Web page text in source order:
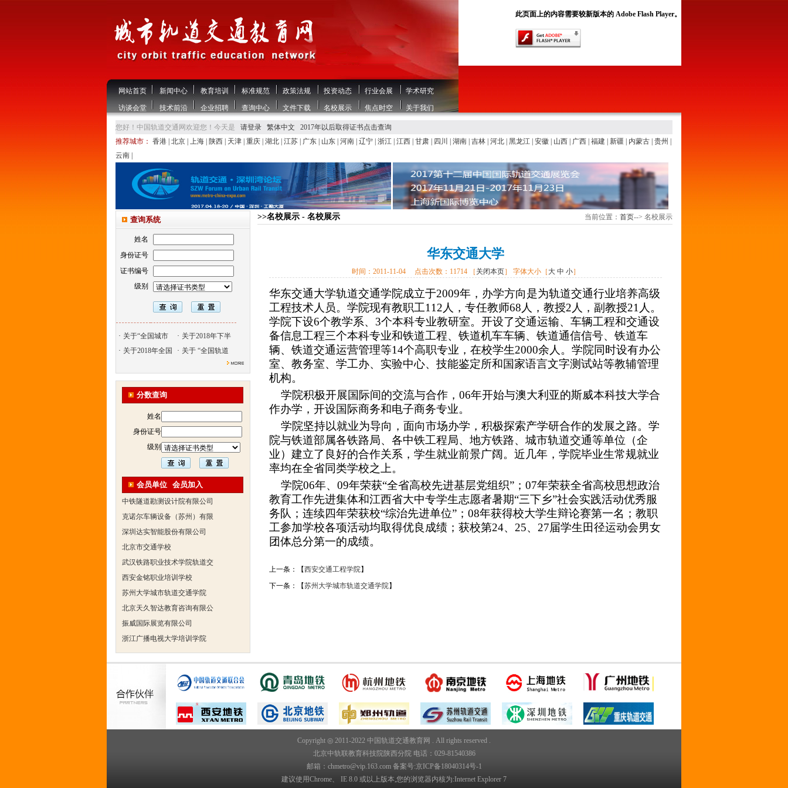
网站首页 新闻中心 教育培训 标准规范 政策法规 投资动态 行业会展 学术研究
访谈会堂 技术前沿 企业招聘 查询中心 文件下载 名校展示 焦点时空 关于我们
此页面上的内容需要较新版本的 Adobe Flash Player。
您好！中国轨道交通网欢迎您！今天是 请登录 繁体中文
2017年以后取得证书点击查询
推荐城市： 香港 北京 上海 陕西 天津 重庆 湖北 江苏 广东 山东 河南 辽宁 浙江 江西 甘肃 四川 湖南 吉林 河北 黑龙江 安徽 山西 广西 福建 新疆 内蒙古 贵州
云南
查询系统
姓名
身份证号
证书编号
级别
· 关于“全国城市 · 关于2018年下半
· 关于2018年全国 · 关于 “全国轨道
分数查询
姓名
身份证号
级别
会员单位 会员加入
北京天久智达教育咨询有限公
振威国际展览有限公司
浙江广播电视大学培训学院
陕西交通职业技术学院
西安三资职业学院
安弗施无线射频系统(上海)有
达诺巴特集团（中国）
欧姆龙自动化（中国）有限公
中铁隧道勘测设计院有限公司
西安三资职业学院
安弗施无线射频系统(上海)有
达诺巴特集团（中国）
欧姆龙自动化（中国）有限公
中铁隧道勘测设计院有限公司
>>名校展示 - 名校展示 当前位置： 首页--> 名校展示
华东交通大学
时间： 2011-11-04点击次数： 11714［ 关闭本页］ 字体大小［ 大 中 小］
华东交通大学轨道交通学院成立于2009年，办学方向是为轨道交通行业培养高级
工程技术人员。学院现有教职工112人，专任教师68人，教授2人，副教授21人。
学院下设6个教学系、3个本科专业教研室。 开设了交通运输、车辆工程和交通设
备信息工程三个本科专业和铁道工程、铁道机车车辆、铁道通信信号、铁道车
辆、铁道交通运营管理等14个高职专业，在校学生2000余人。学院同时设有办公
室、教务室、学工办、实验中心、技能鉴定所和国家语言文字测试站等教辅管理
机构。
学院积极开展国际间的交流与合作，06年开始与澳大利亚的斯威本科技大学合
作办学，开设国际商务和电子商务专业。
学院坚持以就业为导向，面向市场办学，积极探索产学研合作的发展之路。学
院与铁道部属各铁路局、各中铁工程局、地方铁路、城市轨道交通等单位（企
业）建立了良好的合作关系，学生就业前景广阔。近几年，学院毕业生常规就业
率均在全省同类学校之上。
学院06年、09年荣获“全省高校先进基层党组织”；07年荣获全省高校思想政治
教育工作先进集体和江西省大中专学生志愿者暑期“三下乡”社会实践活动优秀服
务队；连续四年荣获校“综治先进单位”；08年获得校大学生辩论赛第一名；教职
工参加学校各项活动均取得优良成绩；获校第24、25、27届学生田径运动会男女
团体总分第一的成绩。
上一条：【西安交通工程学院】
下一条：【苏州大学城市轨道交通学院】
Copyright ◎ 2011-2022 中国轨道交通教育网 . All rights reserved .
北京中轨联教育科技院陕西分院 电话：029-81540386
邮箱：chmetro@vip.163.com 备案号:京ICP备18040314号-1
建议使用Chrome、 IE 8.0 或以上版本,您的浏览器内核为:Internet Explorer 7